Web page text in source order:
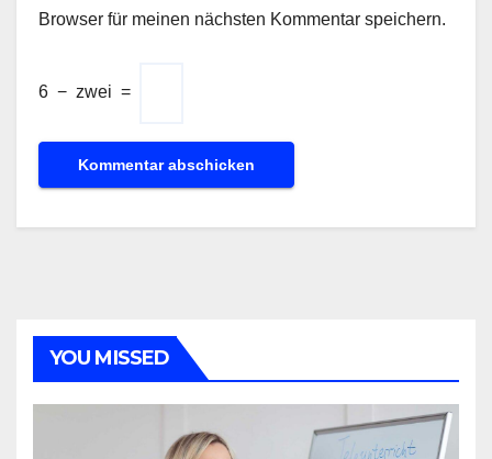
Browser für meinen nächsten Kommentar speichern.
6 − zwei =
YOU MISSED